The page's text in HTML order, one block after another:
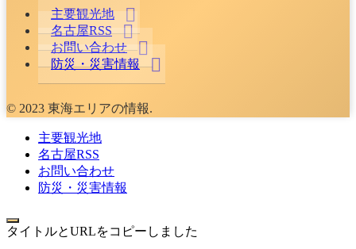
主要観光地
名古屋RSS
お問い合わせ
防災・災害情報
© 2023 東海エリアの情報.
主要観光地
名古屋RSS
お問い合わせ
防災・災害情報
タイトルとURLをコピーしました